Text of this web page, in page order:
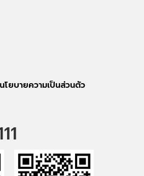
โยบายความเป็นส่วนตัว